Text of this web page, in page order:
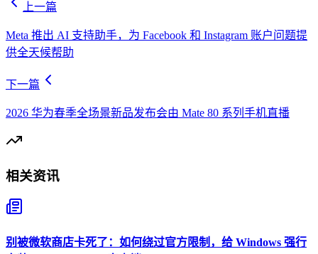
上一篇
Meta 推出 AI 支持助手，为 Facebook 和 Instagram 账户问题提
供全天候帮助
下一篇
2026 华为春季全场景新品发布会由 Mate 80 系列手机直播
相关资讯
别被微软商店卡死了：如何绕过官方限制，给 Windows 强行